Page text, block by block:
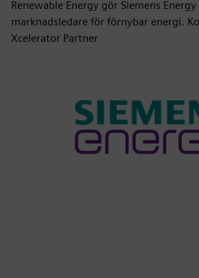
Renewable Energy gör Siemens
marknadsledare för förnybar energi.
Xcelerator Partner